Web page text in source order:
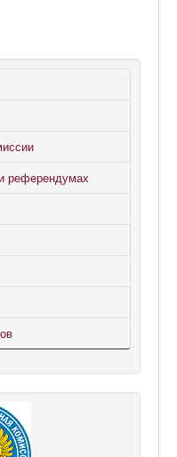
референдумах